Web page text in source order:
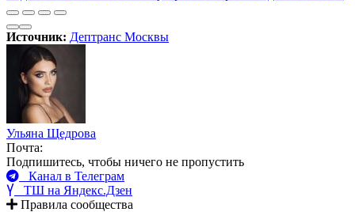
Источник: Дептранс Москвы
Ульяна Щедрова
Почта:
Подпишитесь, чтобы ничего не пропустить
Канал в Телеграм
ТШ на Яндекс.Дзен
Правила сообщества